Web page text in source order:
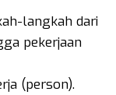
langkah dari
pekerjaan
(person).